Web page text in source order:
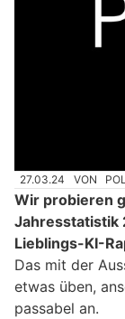
27.03.24 VON
Wir probieren
Jahresstatistik
Lieblings-KI-
Das mit der
etwas üben,
passabel an.